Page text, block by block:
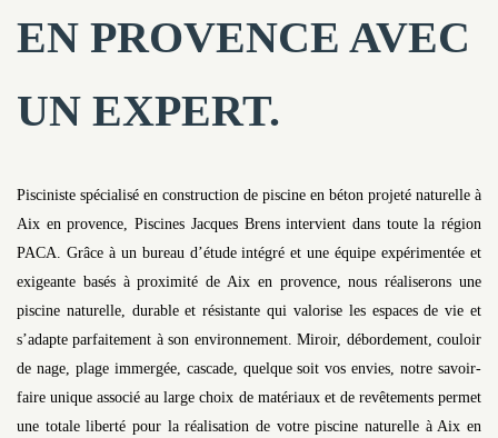
EN PROVENCE AVEC
UN EXPERT.
Pisciniste spécialisé en construction de piscine en béton projeté naturelle à
Aix en provence, Piscines Jacques Brens intervient dans toute la région
PACA. Grâce à un bureau d’étude intégré et une équipe expérimentée et
exigeante basés à proximité de Aix en provence, nous réaliserons une
piscine naturelle, durable et résistante qui valorise les espaces de vie et
s’adapte parfaitement à son environnement. Miroir, débordement, couloir
de nage, plage immergée, cascade, quelque soit vos envies, notre savoir-
faire unique associé au large choix de matériaux et de revêtements permet
une totale liberté pour la réalisation de votre piscine naturelle à Aix en
NOS AGENCES
CONTACTEZ-NOUS